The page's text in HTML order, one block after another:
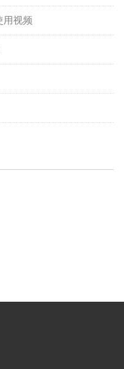
用视频